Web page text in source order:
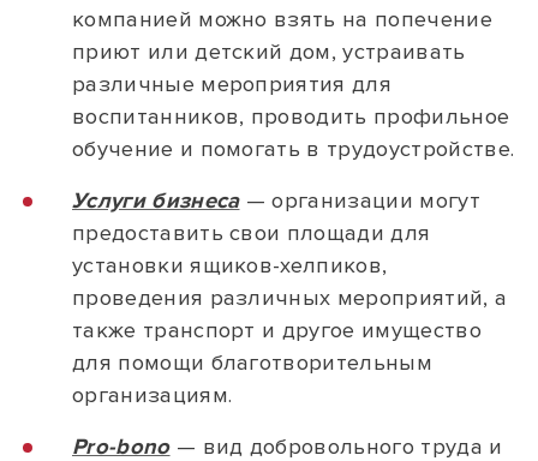
компанией можно взять на попечение
приют или детский дом, устраивать
различные мероприятия для
воспитанников, проводить профильное
обучение и помогать в трудоустройстве.
Услуги бизнеса— организации могут
предоставить свои площади для
установки ящиков-хелпиков,
проведения различных мероприятий, а
также транспорт и другое имущество
для помощи благотворительным
организациям.
Pro-bono— вид добровольного труда и